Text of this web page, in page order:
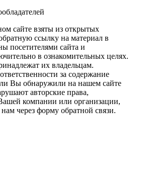
сайте взяты из открытых
ссылку на материал в
посетителями сайта и
в ознакомительных целях.
их владельцам.
за содержание
Вы обнаружили на нашем сайте
авторские права,
компании или организации,
через форму обратной связи.